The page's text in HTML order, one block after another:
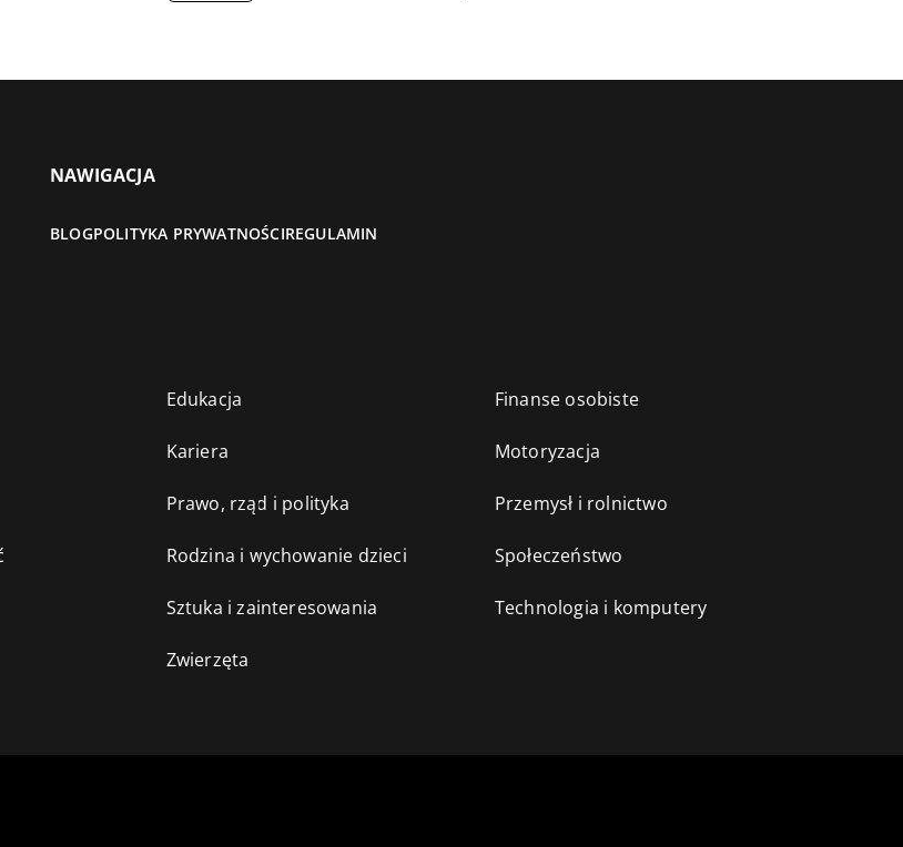
NAWIGACJA
BLOGPOLITYKA PRYWATNOŚCIREGULAMIN
Edukacja Finanse osobiste
Kariera Motoryzacja
Prawo, rząd i polityka Przemysł i rolnictwo
Rodzina i wychowanie dzieci Społeczeństwo
Sztuka i zainteresowania Technologia i komputery
Zwierzęta